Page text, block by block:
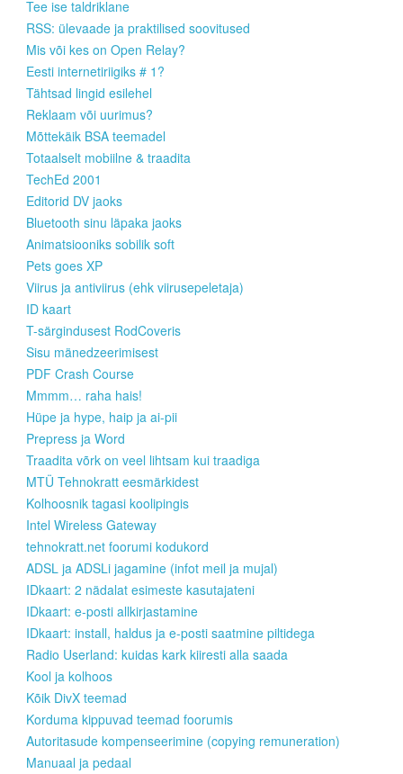
Tee ise taldriklane
RSS: ülevaade ja praktilised soovitused
Mis või kes on Open Relay?
Eesti internetiriigiks # 1?
Tähtsad lingid esilehel
Reklaam või uurimus?
Mõttekäik BSA teemadel
Totaalselt mobiilne & traadita
TechEd 2001
Editorid DV jaoks
Bluetooth sinu läpaka jaoks
Animatsiooniks sobilik soft
Pets goes XP
Viirus ja antiviirus (ehk viirusepeletaja)
ID kaart
T-särgindusest RodCoveris
Sisu mänedzeerimisest
PDF Crash Course
Mmmm… raha hais!
Hüpe ja hype, haip ja ai-pii
Prepress ja Word
Traadita võrk on veel lihtsam kui traadiga
MTÜ Tehnokratt eesmärkidest
Kolhoosnik tagasi koolipingis
Intel Wireless Gateway
tehnokratt.net foorumi kodukord
ADSL ja ADSLi jagamine (infot meil ja mujal)
IDkaart: 2 nädalat esimeste kasutajateni
IDkaart: e-posti allkirjastamine
IDkaart: install, haldus ja e-posti saatmine piltidega
Radio Userland: kuidas kark kiiresti alla saada
Kool ja kolhoos
Kõik DivX teemad
Korduma kippuvad teemad foorumis
Autoritasude kompenseerimine (copying remuneration)
Manuaal ja pedaal